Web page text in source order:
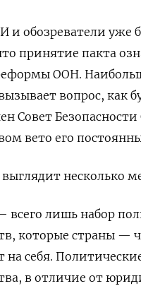
и обозреватели уже
принятие пакта
ООН.
вопрос, как
Совет
вето его
выглядит несколько
всего лишь набор
которые страны —
себя.
в отличие от